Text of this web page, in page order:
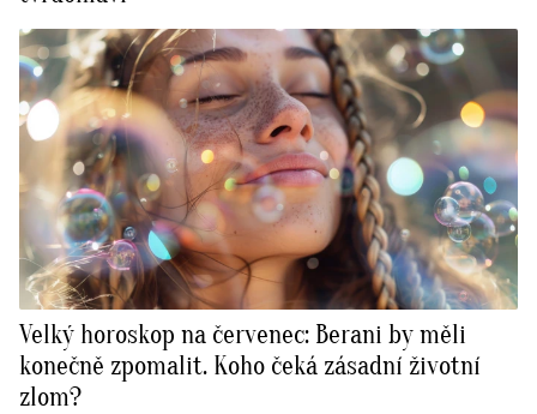
Velký horoskop na červenec: Berani by měli
konečně zpomalit. Koho čeká zásadní životní
zlom?